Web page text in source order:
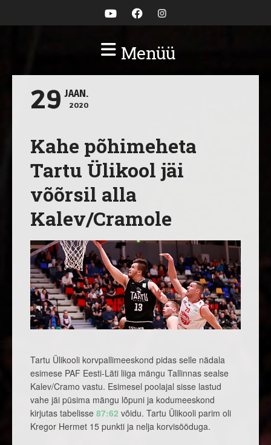
Menüü
29 JAAN.
2020
Kahe põhimeheta
Tartu Ülikool jäi
võõrsil alla
Kalev/Cramole
Tartu Ülikooli korvpallimeeskond pidas selle nädala
esimese PAF Eesti-Läti liiga mängu Tallinnas sealse
Kalev/Cramo vastu. Esimesel poolajal sisse lastud
vahe jäi püsima mängu lõpuni ja kodumeeskond
kirjutas tabelisse 87:62 võidu. Tartu Ülikooli parim oli
Kregor Hermet 15 punkti ja nelja korvisööduga.